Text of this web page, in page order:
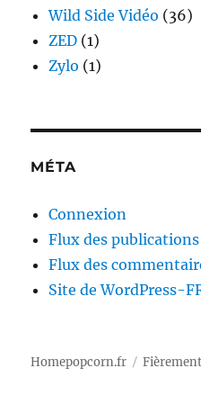
Wild Side Vidéo (36)
ZED (1)
Zylo (1)
MÉTA
Connexion
Flux des publications
Flux des
Site de WordPress-
Homepopcorn.fr